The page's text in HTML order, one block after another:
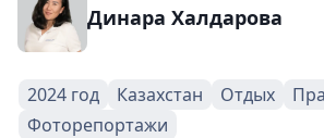
Динара Халдарова
2024 год Казахстан Отдых
Фоторепортажи